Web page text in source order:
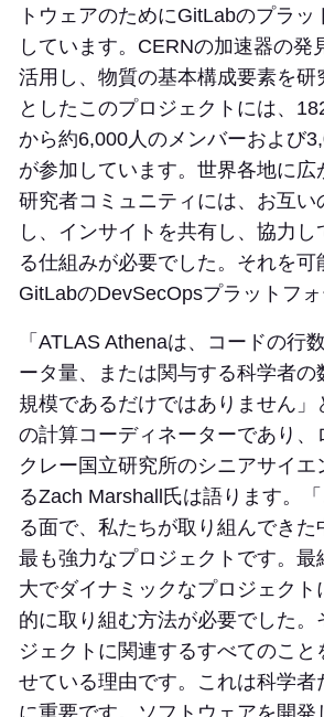
トウェアのためにGitLabのプラッ
しています。CERNの加速器の発
活用し、物質の基本構成要素を研
としたこのプロジェクトには、
から約6,000人のメンバーおよび
が参加しています。世界各地に広
研究者コミュニティには、お互い
し、インサイトを共有し、協力
る仕組みが必要でした。それを可
GitLabのDevSecOpsプラットフォ
「ATLAS Athenaは、コードの行
ータ量、または関与する科学者の
規模であるだけではありません」
の計算コーディネーターであり、
クレー国立研究所のシニアサイエ
るZach Marshall氏は語ります。
る面で、私たちが取り組んできた
最も強力なプロジェクトです。最
大でダイナミックなプロジェクト
的に取り組む方法が必要でした。
ジェクトに関連するすべてのこと
せている理由です。これは科学者
に重要です。ソフトウェアを開発